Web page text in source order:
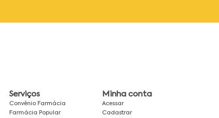
Serviços
Convênio Farmácia
Farmácia Popular
Minha conta
Acessar
Cadastrar